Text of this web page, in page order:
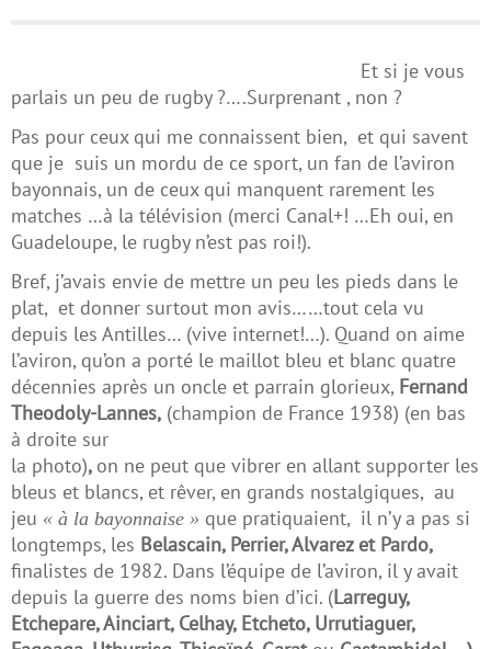
Et si je vous
parlais un peu de rugby ?….Surprenant , non ?
Pas pour ceux qui me connaissent bien, et qui savent
que je suis un mordu de ce sport, un fan de l’aviron
bayonnais, un de ceux qui manquent rarement les
matches …à la télévision (merci Canal+! …Eh oui, en
Guadeloupe, le rugby n’est pas roi!).
Bref, j’avais envie de mettre un peu les pieds dans le
plat, et donner surtout mon avis……tout cela vu
depuis les Antilles… (vive internet!…). Quand on aime
l’aviron, qu’on a porté le maillot bleu et blanc quatre
décennies après un oncle et parrain glorieux, Fernand
Theodoly-Lannes, (champion de France 1938) (en bas
à droite sur
la photo), on ne peut que vibrer en allant supporter les
bleus et blancs, et rêver, en grands nostalgiques, au
jeu « à la bayonnaise » que pratiquaient, il n’y a pas si
longtemps, les Belascain, Perrier, Alvarez et Pardo,
finalistes de 1982. Dans l’équipe de l’aviron, il y avait
depuis la guerre des noms bien d’ici. (Larreguy,
Etchepare, Ainciart, Celhay, Etcheto, Urrutiaguer,